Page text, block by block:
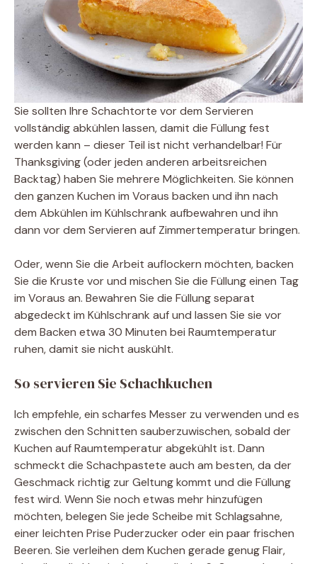
Sie sollten Ihre Schachtorte vor dem Servieren
vollständig abkühlen lassen, damit die Füllung fest
werden kann – dieser Teil ist nicht verhandelbar! Für
Thanksgiving (oder jeden anderen arbeitsreichen
Backtag) haben Sie mehrere Möglichkeiten. Sie können
den ganzen Kuchen im Voraus backen und ihn nach
dem Abkühlen im Kühlschrank aufbewahren und ihn
dann vor dem Servieren auf Zimmertemperatur bringen.
Oder, wenn Sie die Arbeit auflockern möchten, backen
Sie die Kruste vor und mischen Sie die Füllung einen Tag
im Voraus an. Bewahren Sie die Füllung separat
abgedeckt im Kühlschrank auf und lassen Sie sie vor
dem Backen etwa 30 Minuten bei Raumtemperatur
ruhen, damit sie nicht auskühlt.
So servieren Sie Schachkuchen
Ich empfehle, ein scharfes Messer zu verwenden und es
zwischen den Schnitten sauberzuwischen, sobald der
Kuchen auf Raumtemperatur abgekühlt ist. Dann
schmeckt die Schachpastete auch am besten, da der
Geschmack richtig zur Geltung kommt und die Füllung
fest wird. Wenn Sie noch etwas mehr hinzufügen
möchten, belegen Sie jede Scheibe mit Schlagsahne,
einer leichten Prise Puderzucker oder ein paar frischen
Beeren. Sie verleihen dem Kuchen gerade genug Flair,